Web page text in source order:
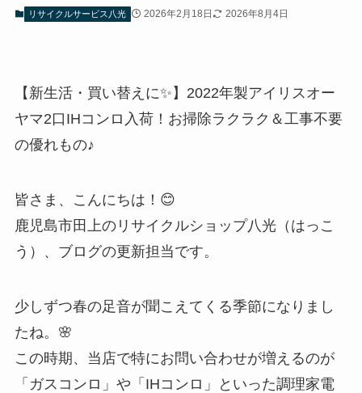
リサイクルサービス八光 2026年2月18日 2026年8月4日
【新生活・買い替えに✨】2022年製アイリスオー
ヤマ2口IHコンロ入荷！お掃除ラクラク＆工事不要
の優れもの♪
皆さま、こんにちは！😊
鹿児島市田上のリサイクルショップ八光（はっこ
う）、ブログの更新担当です。
少しずつ春の足音が聞こえてくる季節になりまし
たね。🌸
この時期、当店で特にお問い合わせが増えるのが
「ガスコンロ」や「IHコンロ」といった調理家電